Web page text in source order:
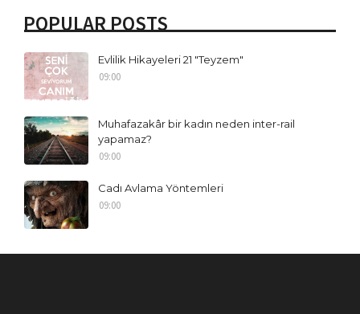
POPULAR POSTS
Evlilik Hikayeleri 21 "Teyzem"
09:00
Muhafazakâr bir kadın neden inter-rail
yapamaz?
09:00
Cadı Avlama Yöntemleri
09:00